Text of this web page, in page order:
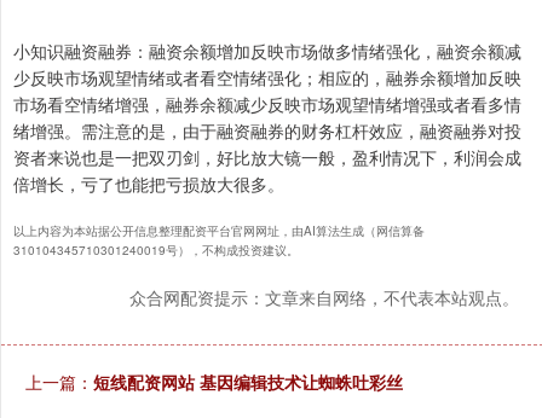
小知识融资融券：融资余额增加反映市场做多情绪强化，融资余额减
少反映市场观望情绪或者看空情绪强化；相应的，融券余额增加反映
市场看空情绪增强，融券余额减少反映市场观望情绪增强或者看多情
绪增强。需注意的是，由于融资融券的财务杠杆效应，融资融券对投
资者来说也是一把双刃剑，好比放大镜一般，盈利情况下，利润会成
倍增长，亏了也能把亏损放大很多。
以上内容为本站据公开信息整理配资平台官网网址，由AI算法生成（网信算备
310104345710301240019号），不构成投资建议。
众合网配资提示：文章来自网络，不代表本站观点。
上一篇： 短线配资网站 基因编辑技术让蜘蛛吐彩丝